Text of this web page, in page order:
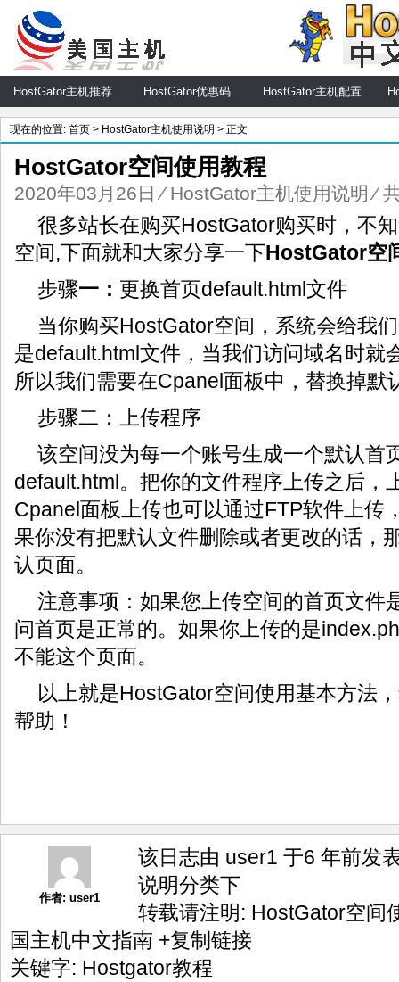
HostGator主机推荐 HostGator优惠码 HostGator主机配置
现在的位置: 首页 > HostGator主机使用说明 > 正文
HostGator空间使用教程
2020年03月26日 ⁄ HostGator主机使用说明 ⁄
很多站长在购买HostGator购买时，不
空间,下面就和大家分享一下HostGator空
步骤一： 更换首页default.html文件
当你购买HostGator空间，系统会给我
是default.html文件，当我们访问域名时就
所以我们需要在Cpanel面板中，替换掉默
步骤二：上传程序
该空间没为每一个账号生成一个默认首
default.html。把你的文件程序上传之后，
Cpanel面板上传也可以通过FTP软件上传
果你没有把默认文件删除或者更改的话，
认页面。
注意事项：如果您上传空间的首页文件
问首页是正常的。如果你上传的是
不能这个页面。
以上就是HostGator空间使用基本方法
帮助！
作者: user1
该日志由 user1 于6 年前发
说明分类下
转载请注明: HostGator空间
国主机中文指南 +复制链接
关键字: Hostgator教程